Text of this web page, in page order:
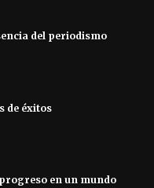
del periodismo
de éxitos
en un mundo